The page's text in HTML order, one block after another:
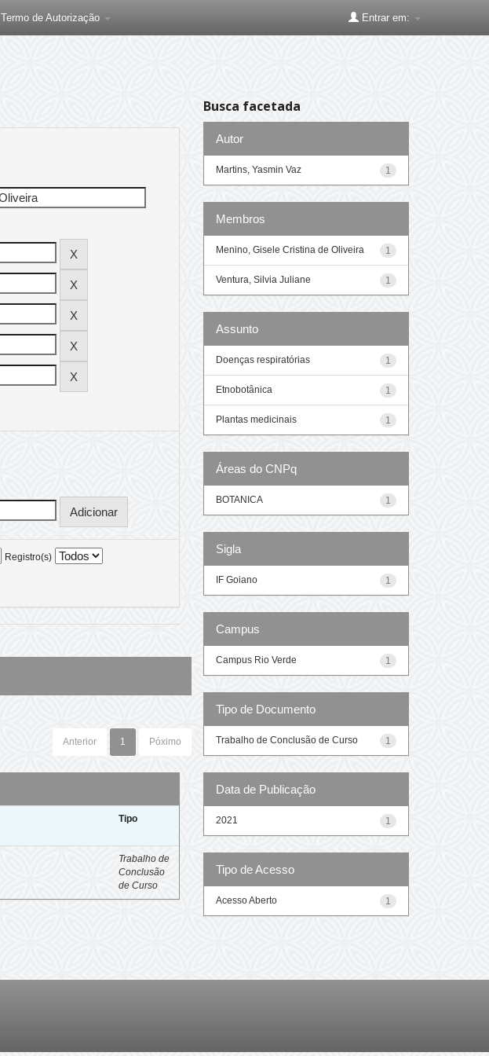
Termo de Autorização Entrar em:
Registro(s)
Anterior 1 Póximo
Tipo
Trabalho de
Conclusão
de Curso
Busca facetada
Autor
1
Martins, Yasmin Vaz
Membros
1
Menino, Gisele Cristina de Oliveira
1
Ventura, Silvia Juliane
Assunto
1
Doenças respiratórias
1
Etnobotânica
1
Plantas medicinais
Áreas do CNPq
1
BOTANICA
Sigla
1
IF Goiano
Campus
1
Campus Rio Verde
Tipo de Documento
1
Trabalho de Conclusão de Curso
Data de Publicação
1
2021
Tipo de Acesso
1
Acesso Aberto